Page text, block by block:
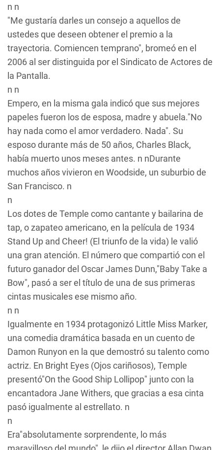
n n
"Me gustaría darles un consejo a aquellos de
ustedes que deseen obtener el premio a la
trayectoria. Comiencen temprano", bromeó en el
2006 al ser distinguida por el Sindicato de Actores de
la Pantalla.
n n
Empero, en la misma gala indicó que sus mejores
papeles fueron los de esposa, madre y abuela."No
hay nada como el amor verdadero. Nada". Su
esposo durante más de 50 años, Charles Black,
había muerto unos meses antes. n nDurante
muchos años vivieron en Woodside, un suburbio de
San Francisco. n
n
Los dotes de Temple como cantante y bailarina de
tap, o zapateo americano, en la película de 1934
Stand Up and Cheer! (El triunfo de la vida) le valió
una gran atención. El número que compartió con el
futuro ganador del Oscar James Dunn,"Baby Take a
Bow", pasó a ser el título de una de sus primeras
cintas musicales ese mismo año.
n n
Igualmente en 1934 protagonizó Little Miss Marker,
una comedia dramática basada en un cuento de
Damon Runyon en la que demostró su talento como
actriz. En Bright Eyes (Ojos cariñosos), Temple
presentó"On the Good Ship Lollipop" junto con la
encantadora Jane Withers, que gracias a esa cinta
pasó igualmente al estrellato. n
n
Era"absolutamente sorprendente, lo más